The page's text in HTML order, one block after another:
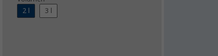
2 l
3 l